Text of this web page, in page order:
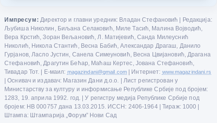
Импресум: Директор и главни уредник: Владан Стефановић | Редакција:
Љубиша Николин, Биљана Селаковић, Миле Тасић, Малина Војводић,
Вера Крстић, Зоран Вељановић, Л. Матијевић, Санда Милеуснић
Николић, Никола Стантић, Весна Бабић, Александар Драгаш, Данило
Гурјанов, Ласло Јустин, Санела Симеуновић, Весна Цвијановић, Драгана
Стефановић, Драгутин Бећар, Маћаш Кертес, Јована Стефановић,
Тивадар Тот. | Е-маил: magazindani@gmail.com | Интернет: www.magazindani.rs
| Оснивач и издавач: Магазин Дани д.о.о. | Лист регистрован у
Министарству за културу и информисање Републике Србије под бројем:
1283, 19. априла 1992. год. | У регистру медија Републике Србије под
бројем: НВ 000757 дана 13.03.2015. ИССН: 2406-1964 | Тираж: 1000 |
Штампа: Штампарија „Форум” Нови Сад